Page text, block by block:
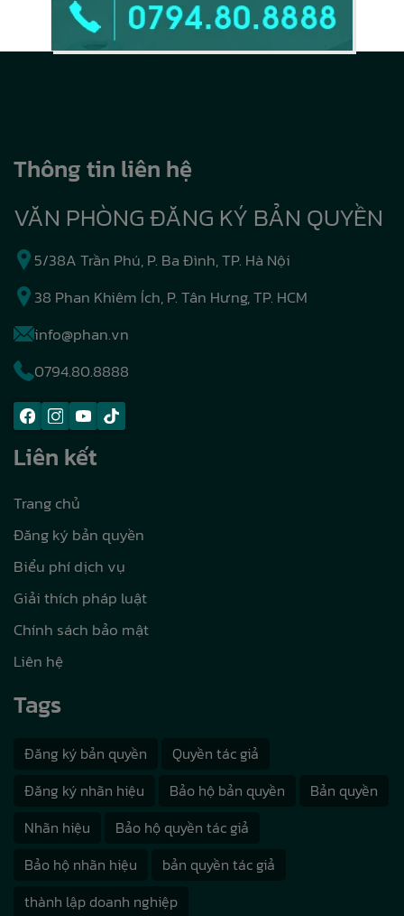
Thông tin liên hệ
VĂN PHÒNG ĐĂNG KÝ BẢN QUYỀN
5/38A Trần Phú, P. Ba Đình, TP. Hà Nội
38 Phan Khiêm Ích, P. Tân Hưng, TP. HCM
info@phan.vn
0794.80.8888
Liên kết
Trang chủ
Đăng ký bản quyền
Biểu phí dịch vụ
Giải thích pháp luật
Chính sách bảo mật
Liên hệ
Tags
Đăng ký bản quyền
Quyền tác giả
Đăng ký nhãn hiệu
Bảo hộ bản quyền
Bản quyền
Nhãn hiệu
Bảo hộ quyền tác giả
Bảo hộ nhãn hiệu
bản quyền tác giả
thành lập doanh nghiệp